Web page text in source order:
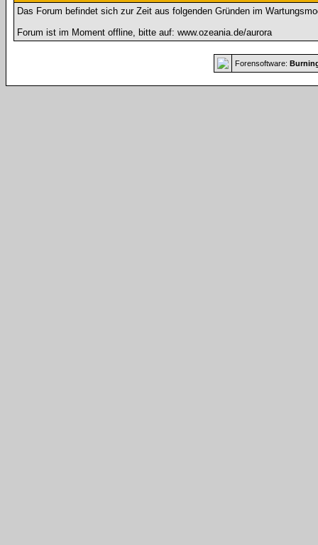
Das Forum befindet sich zur Zeit aus folgenden Gründen im
Forum ist im Moment offline, bitte auf: www.ozeania.de/aurora
Forensoftware: